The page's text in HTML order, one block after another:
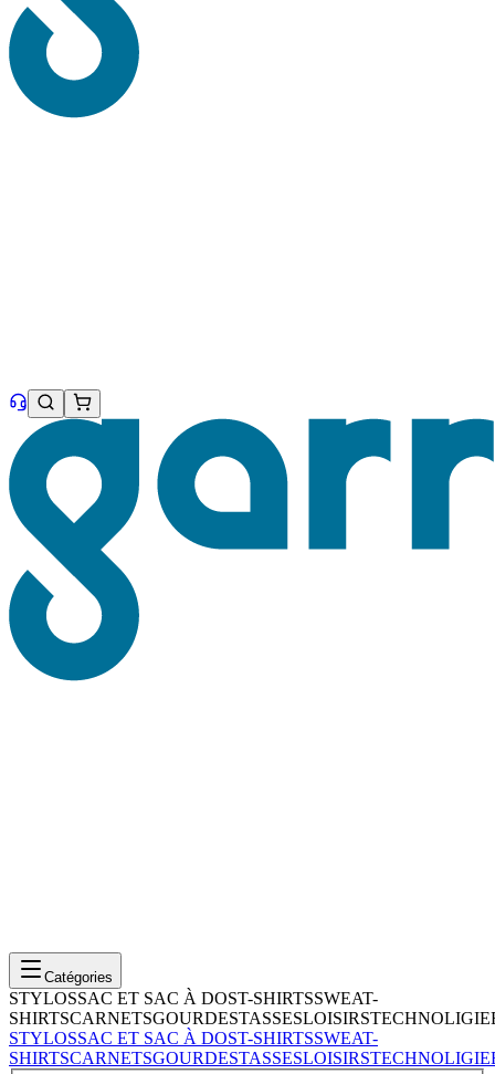
Catégories
STYLOSSAC ET SAC À DOST-SHIRTSSWEAT-
SHIRTSCARNETSGOURDESTASSESLOISIRSTECHNOLIGIE
STYLOSSAC ET SAC À DOST-SHIRTSSWEAT-
SHIRTSCARNETSGOURDESTASSESLOISIRSTECHNOLIGIE